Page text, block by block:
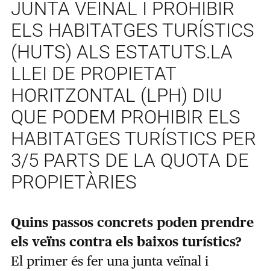
JUNTA VEÏNAL I PROHIBIR
ELS HABITATGES TURÍSTICS
(HUTS) ALS ESTATUTS.LA
LLEI DE PROPIETAT
HORITZONTAL (LPH) DIU
QUE PODEM PROHIBIR ELS
HABITATGES TURÍSTICS PER
3/5 PARTS DE LA QUOTA DE
PROPIETÀRIES
Quins passos concrets poden prendre
els veïns contra els baixos turístics?
El primer és fer una junta veïnal i